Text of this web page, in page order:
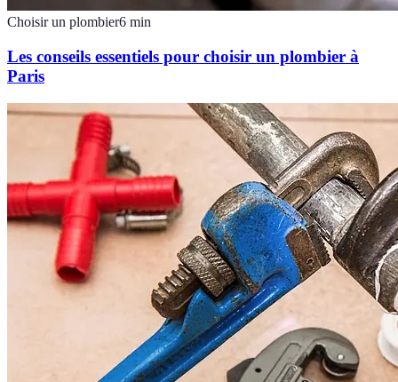
Choisir un plombier6 min
Les conseils essentiels pour choisir un plombier à
Paris